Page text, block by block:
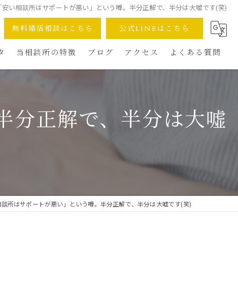
「安い相談所はサポートが悪い」という噂。半分正解で、半分は大嘘です(笑)
無料婚活相談はこちら 公式LINEはこちら
当相談所の特徴
安心の少人数制
安さへのこだわり
ブログ アクセス よくある質問
分正解で、半分は大嘘
談所はサポートが悪い」という噂。半分正解で、半分は大嘘です(笑)